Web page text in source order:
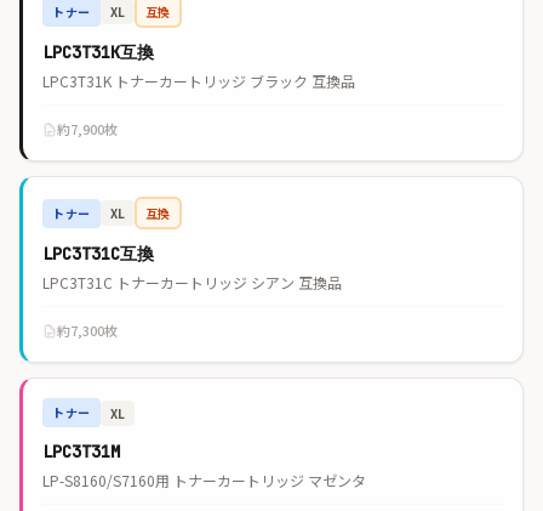
トナー XL 互換
LPC3T31K互換
LPC3T31K トナーカートリッジ ブラック 互換品
約7,900枚
トナー XL 互換
LPC3T31C互換
LPC3T31C トナーカートリッジ シアン 互換品
約7,300枚
トナー XL
LPC3T31M
LP-S8160/S7160用 トナーカートリッジ マゼンタ